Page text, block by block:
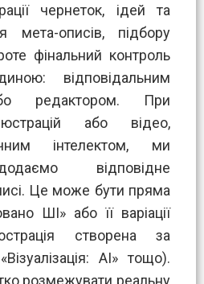
чернеток, ідей та
мета-описів, підбору
фінальний контроль
відповідальним
редактором. При
або відео,
інтелектом, ми
відповідне
Це може бути пряма
ШІ» або її варіації
створена за
AI» тощо).
розмежувати реальну